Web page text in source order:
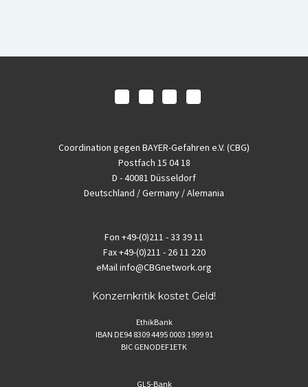
Coordination gegen BAYER-Gefahren e.V. (CBG)
Postfach 15 04 18
D - 40081 Düsseldorf
Deutschland / Germany / Alemania
Fon +49-(0)211 - 33 39 11
Fax+49-(0)211 - 26 11 220
eMailinfo@CBGnetwork.org
Konzernkritik kostet Geld!
EthikBank
IBAN DE94 8309 4495 0003 1999 91
BIC GENODEF1ETK
GLS-Bank